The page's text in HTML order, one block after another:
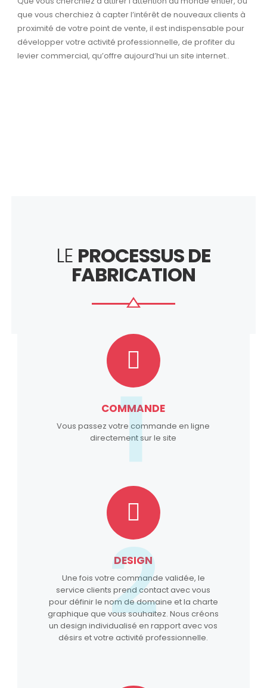
que vous cherchiez à capter l’intérêt de nouveaux clients à
proximité de votre point de vente, il est indispensable pour
développer votre activité professionnelle, de profiter du
levier commercial, qu’offre aujourd’hui un site internet..
LE PROCESSUS DE
FABRICATION
COMMANDE
Vous passez votre commande en ligne
directement sur le site
1
DESIGN
Une fois votre commande validée, le
service clients prend contact avec vous
pour définir le nom de domaine et la charte
graphique que vous souhaitez. Nous créons
un design individualisé en rapport avec vos
désirs et votre activité professionnelle.
2